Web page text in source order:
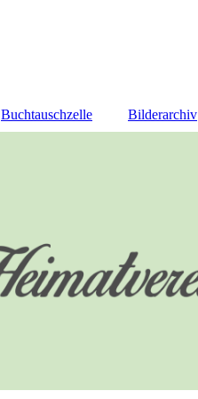
Buchtauschzelle Bilderarchiv